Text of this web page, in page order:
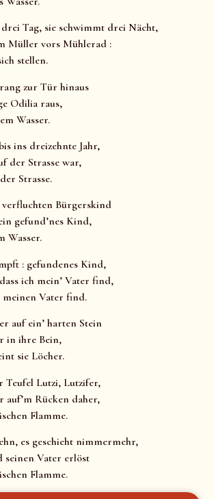
Tag, sie schwimmt drei Nächt,
Müller vors Mühlerad :
stellen.
zur Tür hinaus
Odilia raus,
Wasser.
ins dreizehnte Jahr,
der Strasse war,
Strasse.
verfluchten Bürgerskind
gefund’nes Kind,
Wasser.
: gefundenes Kind,
ich mein’ Vater find,
Vater find.
auf ein’ harten Stein
in ihre Bein,
sie Löcher.
Teufel Lutzi, Lutzifer,
Rücken daher,
Flamme.
es geschieht nimmermehr,
seinen Vater erlöst
Flamme.